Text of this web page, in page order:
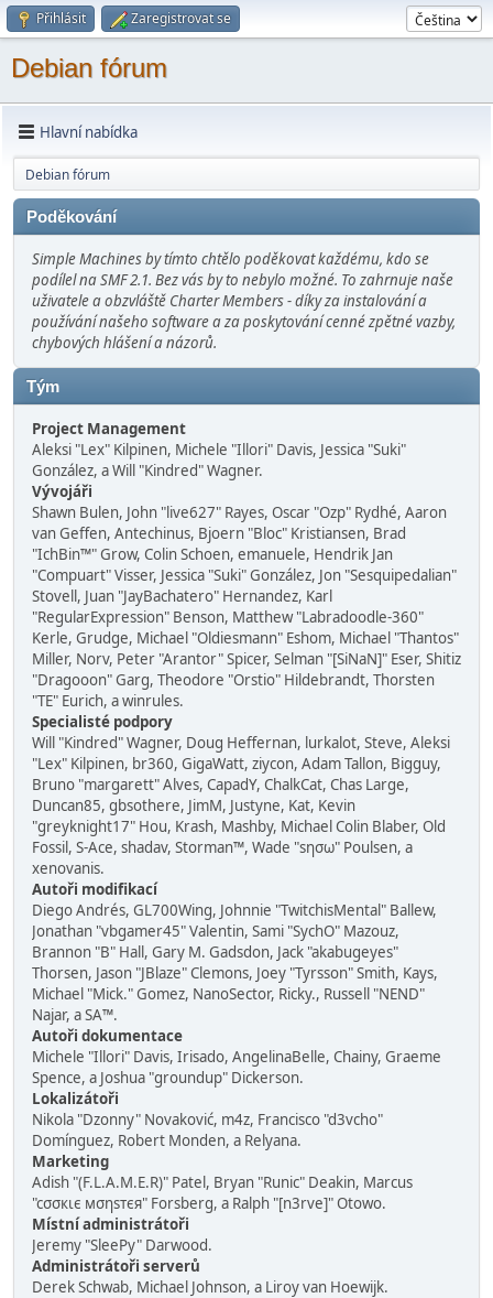
Přihlásit Zaregistrovat se
Debian fórum
Hlavní nabídka
Debian fórum
Poděkování
Simple Machines by tímto chtělo poděkovat každému, kdo se
podílel na SMF 2.1. Bez vás by to nebylo možné. To zahrnuje naše
uživatele a obzvláště Charter Members - díky za instalování a
používání našeho software a za poskytování cenné zpětné vazby,
chybových hlášení a názorů.
Tým
Project Management
Aleksi "Lex" Kilpinen, Michele "Illori" Davis, Jessica "Suki"
González, a Will "Kindred" Wagner.
Vývojáři
Shawn Bulen, John "live627" Rayes, Oscar "Ozp" Rydhé, Aaron
van Geffen, Antechinus, Bjoern "Bloc" Kristiansen, Brad
"IchBin™" Grow, Colin Schoen, emanuele, Hendrik Jan
"Compuart" Visser, Jessica "Suki" González, Jon "Sesquipedalian"
Stovell, Juan "JayBachatero" Hernandez, Karl
"RegularExpression" Benson, Matthew "Labradoodle-360"
Kerle, Grudge, Michael "Oldiesmann" Eshom, Michael "Thantos"
Miller, Norv, Peter "Arantor" Spicer, Selman "[SiNaN]" Eser, Shitiz
"Dragooon" Garg, Theodore "Orstio" Hildebrandt, Thorsten
"TE" Eurich, a winrules.
Specialisté podpory
Will "Kindred" Wagner, Doug Heffernan, lurkalot, Steve, Aleksi
"Lex" Kilpinen, br360, GigaWatt, ziycon, Adam Tallon, Bigguy,
Bruno "margarett" Alves, CapadY, ChalkCat, Chas Large,
Duncan85, gbsothere, JimM, Justyne, Kat, Kevin
"greyknight17" Hou, Krash, Mashby, Michael Colin Blaber, Old
Fossil, S-Ace, shadav, Storman™, Wade "sησω" Poulsen, a
xenovanis.
Autoři modifikací
Diego Andrés, GL700Wing, Johnnie "TwitchisMental" Ballew,
Jonathan "vbgamer45" Valentin, Sami "SychO" Mazouz,
Brannon "B" Hall, Gary M. Gadsdon, Jack "akabugeyes"
Thorsen, Jason "JBlaze" Clemons, Joey "Tyrsson" Smith, Kays,
Michael "Mick." Gomez, NanoSector, Ricky., Russell "NEND"
Najar, a SA™.
Autoři dokumentace
Michele "Illori" Davis, Irisado, AngelinaBelle, Chainy, Graeme
Spence, a Joshua "groundup" Dickerson.
Lokalizátoři
Nikola "Dzonny" Novaković, m4z, Francisco "d3vcho"
Domínguez, Robert Monden, a Relyana.
Marketing
Adish "(F.L.A.M.E.R)" Patel, Bryan "Runic" Deakin, Marcus
"cσσкιє мσηѕтєя" Forsberg, a Ralph "[n3rve]" Otowo.
Místní administrátoři
Jeremy "SleePy" Darwood.
Administrátoři serverů
Derek Schwab, Michael Johnson, a Liroy van Hoewijk.